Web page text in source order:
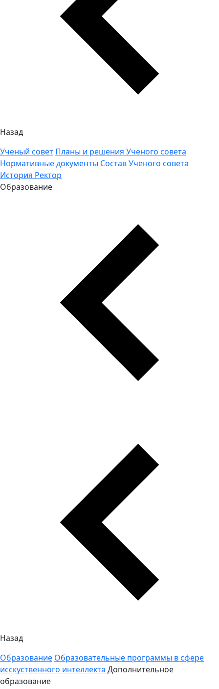
Назад
Ученый совет Планы и решения Ученого совета
Нормативные документы Состав Ученого совета
История Ректор
Образование
Назад
Образование Образовательные программы в сфере
исскуственного интеллекта Дополнительное
образование